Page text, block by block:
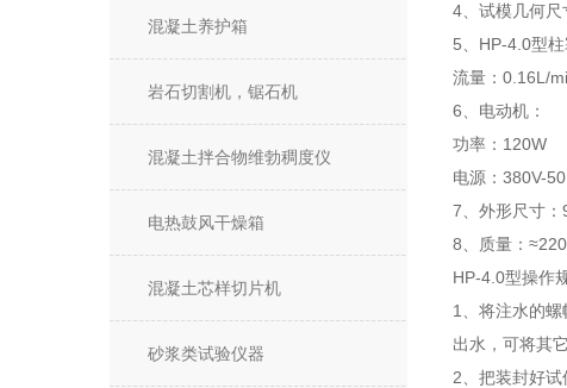
混凝土养护箱
岩石切割机，锯石机
混凝土拌合物维勃稠度仪
电热鼓风干燥箱
混凝土芯样切片机
砂浆类试验仪器
4、试模几何
5、HP-4.0型柱
流量：0.16L/
6、电动机：
功率：120W
电源：380V-
7、外形尺寸
8、质量：
HP-4.0型操作
1、将注水的
出水，可将其
2、把装封好试